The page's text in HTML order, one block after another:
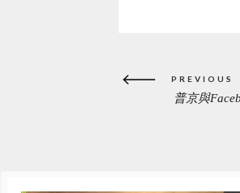
Post
PREVIOUS
PREVIOUS普京與